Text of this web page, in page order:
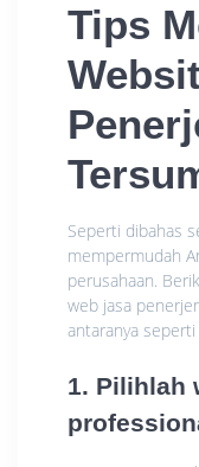
Tips
Seperti dibahas
mempermudah
perusahaan.
web jasa
antaranya seperti
1. Pilihlah